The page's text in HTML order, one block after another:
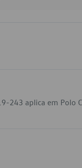
243 aplica em Polo